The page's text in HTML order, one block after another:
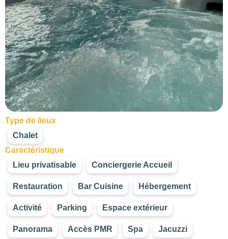
Type de lieux
Chalet
Caractéristique
Lieu privatisable
Conciergerie Accueil
Restauration Bar Cuisine Hébergement
Activité Parking Espace extérieur
Panorama Accès PMR Spa
Jacuzzi